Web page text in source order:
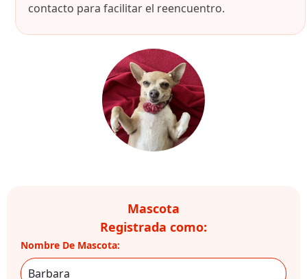
contacto para facilitar el reencuentro.
Mascota
Registrada como:
Nombre De Mascota: